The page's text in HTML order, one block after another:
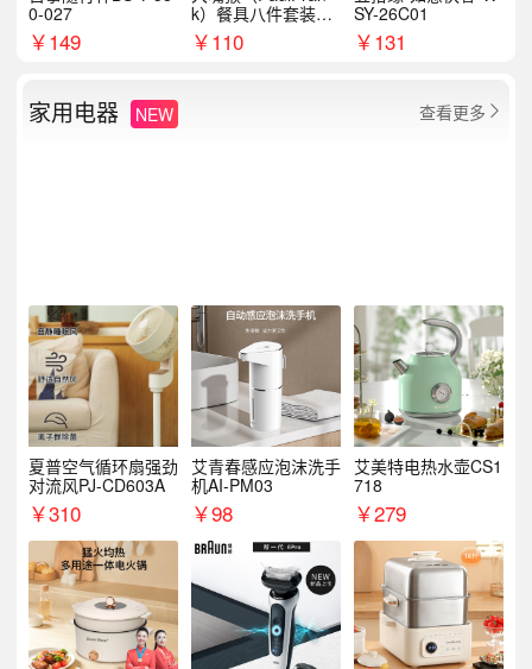
0-027
￥149
k）餐具八件套装HC
T6007
￥110
SY-26C01
￥131
家用电器 NEW 查看更多 
夏普空气循环扇强劲
对流风PJ-CD603A
￥310
艾青春感应泡沫洗手
机AI-PM03
￥98
艾美特电热水壶CS1
718
￥279